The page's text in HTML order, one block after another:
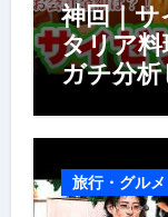
神回｜
タリア
ガチ分
旅行・グルメ